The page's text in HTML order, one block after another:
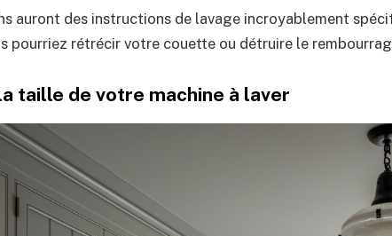
auront des instructions de lavage incroyablement
pourriez rétrécir votre couette ou détruire le
taille de votre machine à laver